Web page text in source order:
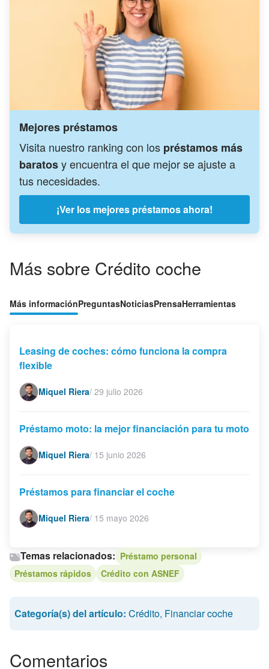
Mejores préstamos
Visita nuestro ranking con los préstamos más
baratosy encuentra el que mejor se ajuste a
tus necesidades.
¡Ver los mejores préstamos ahora!
Más sobre Crédito coche
Más informaciónPreguntasNoticiasPrensaHerramientas
Leasing de coches: cómo funciona la compra
flexible
Miquel Riera/ 29 julio 2026
Préstamo moto: la mejor financiación para tu moto
Miquel Riera/ 15 junio 2026
Préstamos para financiar el coche
Miquel Riera/ 15 mayo 2026
Temas relacionados: Préstamo personal
Préstamos rápidos
Crédito con ASNEF
Categoría(s) del artículo: Crédito, Financiar coche
Comentarios